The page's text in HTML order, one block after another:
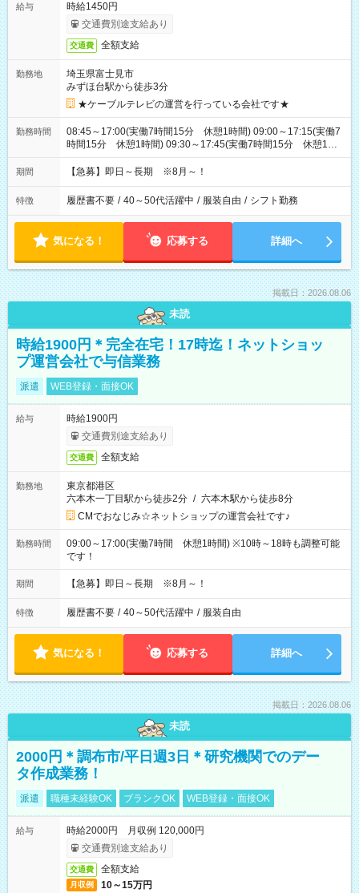
給与
時給1450円
交通費別途支給あり
交通費 全額支給
勤務地
埼玉県富士見市
みずほ台駅から徒歩3分
★ケーブルテレビの運営を行っている会社です★
勤務時間
08:45～17:00(実働7時間15分 休憩1時間) 09:00～17:15(実働7
時間15分 休憩1時間) 09:30～17:45(実働7時間15分 休憩1時
間) ※11:45～20:00：週1回程度遅番あります(在宅勤務OK) ※配
属チームにより
期間 【急募】即日～長期 ※8月～！
特徴 履歴書不要 / 40～50代活躍中 / 服装自由 / シフト勤務
気になる！ 応募する 詳細へ
掲載日：2026.08.06
未読
時給1900円＊完全在宅！17時迄！ネットショッ
プ運営会社で与信業務
派遣 WEB登録・面接OK
給与
時給1900円
交通費別途支給あり
交通費 全額支給
勤務地
東京都港区
六本木一丁目駅から徒歩2分 / 六本木駅から徒歩8分
CMでおなじみ☆ネットショップの運営会社です♪
勤務時間
09:00～17:00(実働7時間 休憩1時間) ※10時～18時も調整可能
です！
期間 【急募】即日～長期 ※8月～！
特徴 履歴書不要 / 40～50代活躍中 / 服装自由
気になる！ 応募する 詳細へ
掲載日：2026.08.06
未読
2000円＊調布市/平日週3日＊研究機関でのデー
タ作成業務！
派遣 職種未経験OK ブランクOK WEB登録・面接OK
給与
時給2000円 月収例 120,000円
交通費別途支給あり
交通費 全額支給
月収例 10～15万円